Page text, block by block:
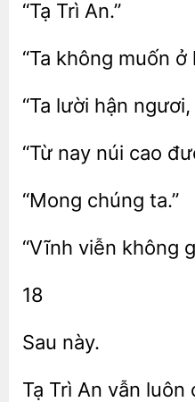
muốn ở
“Ta hận
“Từ
viễn
18
Trì An luôn